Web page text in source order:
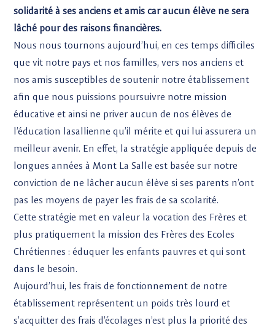
solidarité à ses anciens et amis car aucun élève ne sera
lâché pour des raisons financières.
Nous nous tournons aujourd’hui, en ces temps difficiles
que vit notre pays et nos familles, vers nos anciens et
nos amis susceptibles de soutenir notre établissement
afin que nous puissions poursuivre notre mission
éducative et ainsi ne priver aucun de nos élèves de
l’éducation lasallienne qu’il mérite et qui lui assurera un
meilleur avenir. En effet, la stratégie appliquée depuis de
longues années à Mont La Salle est basée sur notre
conviction de ne lâcher aucun élève si ses parents n’ont
pas les moyens de payer les frais de sa scolarité.
Cette stratégie met en valeur la vocation des Frères et
plus pratiquement la mission des Frères des Ecoles
Chrétiennes : éduquer les enfants pauvres et qui sont
dans le besoin.
Aujourd’hui, les frais de fonctionnement de notre
établissement représentent un poids très lourd et
s’acquitter des frais d’écolages n’est plus la priorité des